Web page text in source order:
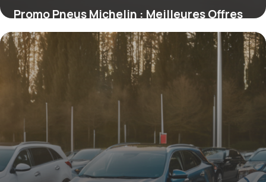
Promo Pneus Michelin : Meilleures Offres
2026
19 juin 2026